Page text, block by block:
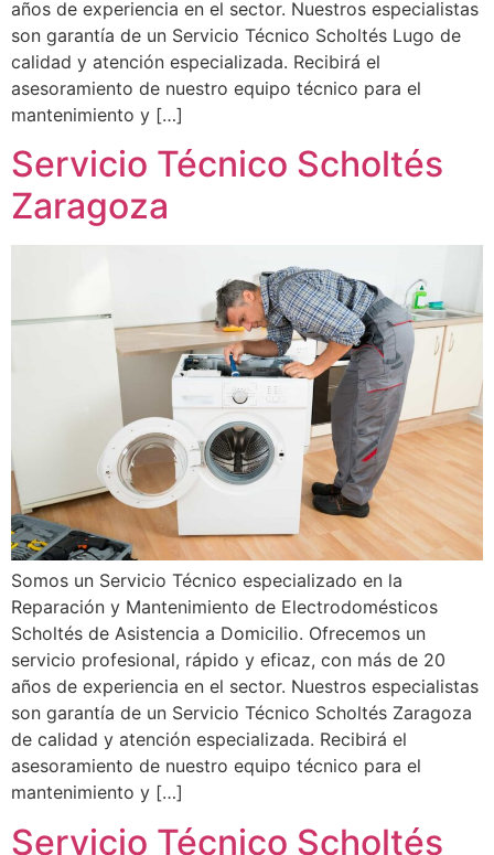
años de experiencia en el sector. Nuestros especialistas
son garantía de un Servicio Técnico Scholtés Lugo de
calidad y atención especializada. Recibirá el
asesoramiento de nuestro equipo técnico para el
mantenimiento y […]
Servicio Técnico Scholtés
Zaragoza
Somos un Servicio Técnico especializado en la
Reparación y Mantenimiento de Electrodomésticos
Scholtés de Asistencia a Domicilio. Ofrecemos un
servicio profesional, rápido y eficaz, con más de 20
años de experiencia en el sector. Nuestros especialistas
son garantía de un Servicio Técnico Scholtés Zaragoza
de calidad y atención especializada. Recibirá el
asesoramiento de nuestro equipo técnico para el
mantenimiento y […]
Servicio Técnico Scholtés